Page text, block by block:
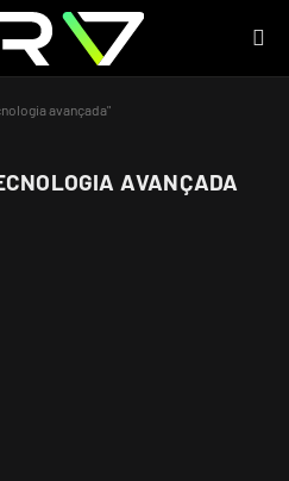
avançada"
AVANÇADA